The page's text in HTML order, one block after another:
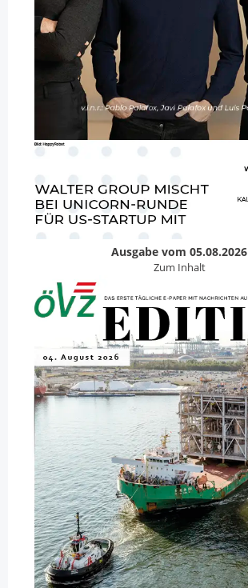
Ausgabe vom 05.08.2026
Zum Inhalt